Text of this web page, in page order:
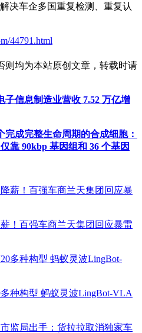
决车企多国重复检测、重复认
44791.html
则均为本站原创文章，转载时请
子信息制造业营收 7.52 万亿增
完成完整生命周期的合成细胞：
靠 90kbp 基因组和 36 个基因
！百强车商兰天集团回应暴雷
种构型 蚂蚁灵波LingBot-VLA